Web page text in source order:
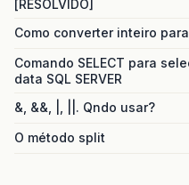
[RESOLVIDO]
Como converter inteiro
Comando SELECT para
data SQL SERVER
&, &&, |, ||. Qndo usar?
O método split